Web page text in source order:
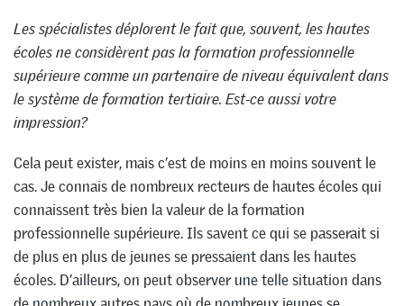
Les spécialistes déplorent le fait que, souvent, les hautes
écoles ne considèrent pas la formation professionnelle
supérieure comme un partenaire de niveau équivalent dans
le système de formation tertiaire. Est-ce aussi votre
impression?
Cela peut exister, mais c’est de moins en moins souvent le
cas. Je connais de nombreux recteurs de hautes écoles qui
connaissent très bien la valeur de la formation
professionnelle supérieure. Ils savent ce qui se passerait si
de plus en plus de jeunes se pressaient dans les hautes
écoles. D’ailleurs, on peut observer une telle situation dans